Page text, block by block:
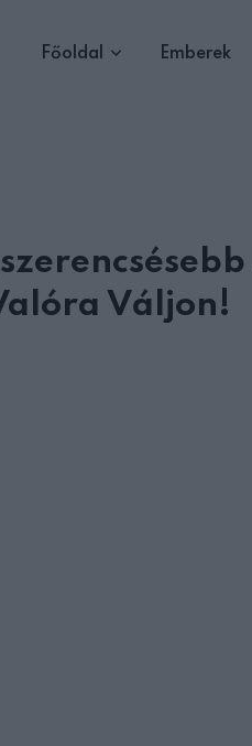
Főoldal Emberek
Váljon!